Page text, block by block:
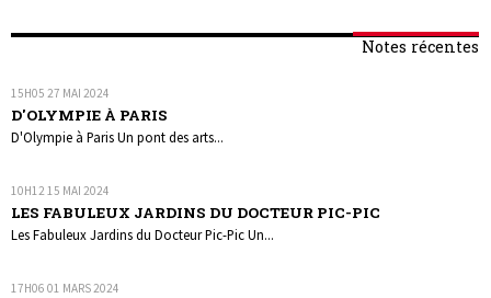
Notes récentes
15H05 27 MAI 2024
D'OLYMPIE À PARIS
D'Olympie à Paris Un pont des arts...
10H1215 MAI 2024
LES FABULEUX JARDINS DU DOCTEUR PIC-PIC
Les Fabuleux Jardins du Docteur Pic-Pic Un...
17H06 01 MARS 2024